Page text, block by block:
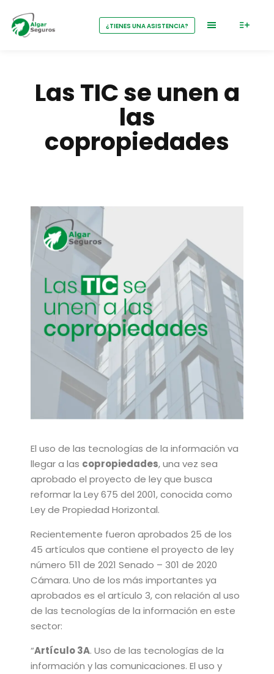
¿TIENES UNA ASISTENCIA?
Las TIC se unen a
las
copropiedades
El uso de las tecnologías de la información va
llegar a las copropiedades, una vez sea
aprobado el proyecto de ley que busca
reformar la Ley 675 del 2001, conocida como
Ley de Propiedad Horizontal.
Recientemente fueron aprobados 25 de los
45 artículos que contiene el proyecto de ley
número 511 de 2021 Senado – 301 de 2020
Cámara. Uno de los más importantes ya
aprobados es el artículo 3, con relación al uso
de las tecnologías de la información en este
sector:
“Artículo 3A. Uso de las tecnologías de la
información y las comunicaciones. El uso y